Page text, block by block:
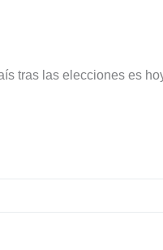
tras las elecciones es